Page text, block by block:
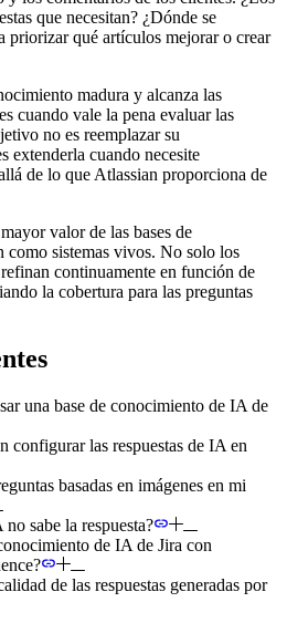
que necesitan? ¿Dónde se
priorizar qué artículos mejorar o crear
madura y alcanza las
cuando vale la pena evaluar las
no es reemplazar su
extenderla cuando necesite
de lo que Atlassian proporciona de
valor de las bases de
como sistemas vivos. No solo los
continuamente en función de
la cobertura para las preguntas
una base de conocimiento de IA de
configurar las respuestas de IA en
basadas en imágenes en mi
sabe la respuesta?
de IA de Jira con
de las respuestas generadas por